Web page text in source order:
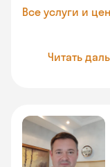
Все услуги и
Читать